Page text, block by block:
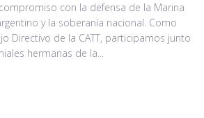
con la defensa de la Marina
y la soberanía nacional. Como
Directivo de la CATT, participamos junto
hermanas de la...